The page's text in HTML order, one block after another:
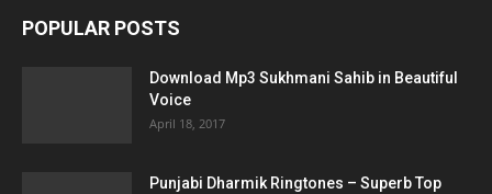
POPULAR POSTS
Download Mp3 Sukhmani Sahib in Beautiful
Voice
April 18, 2017
Punjabi Dharmik Ringtones – Superb Top